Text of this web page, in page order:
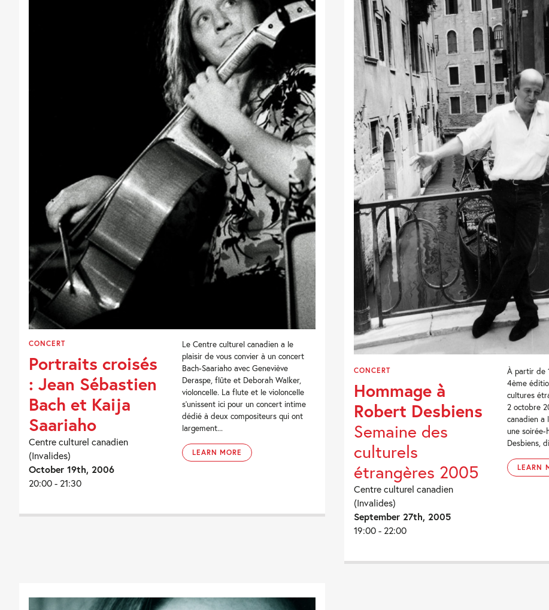
CONCERT
Portraits croisés
: Jean Sébastien
Bach et Kaija
Saariaho
Centre culturel canadien
(Invalides)
October 19th, 2006
20:00 - 21:30
Le Centre culturel canadien a le
plaisir de vous convier à un concert
Bach-Saariaho avec Geneviève
Deraspe, flûte et Deborah Walker,
violoncelle. La flute et le violoncelle
s’unissent ici pour un concert intime
dédié à deux compositeurs qui ont
largement...
LEARN MORE
CONCERT
Hommage à
Robert Desbiens
Semaine des
culturels
étrangères 2005
Centre culturel canadien
(Invalides)
September 27th, 2005
19:00 - 22:00
À partir de
4ème
cultures
2 octobre
canadien a
une soirée-
Desbiens,
LEARN